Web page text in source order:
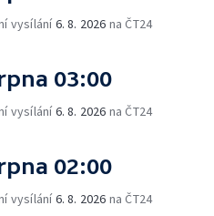
vysílání6. 8. 2026 na ČT24
03:00
vysílání6. 8. 2026 na ČT24
02:00
vysílání6. 8. 2026 na ČT24